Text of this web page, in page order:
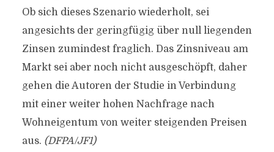
Ob sich dieses Szenario wiederholt, sei
angesichts der geringfügig über null liegenden
Zinsen zumindest fraglich. Das Zinsniveau am
Markt sei aber noch nicht ausgeschöpft, daher
gehen die Autoren der Studie in Verbindung
mit einer weiter hohen Nachfrage nach
Wohneigentum von weiter steigenden Preisen
aus. (DFPA/JF1)